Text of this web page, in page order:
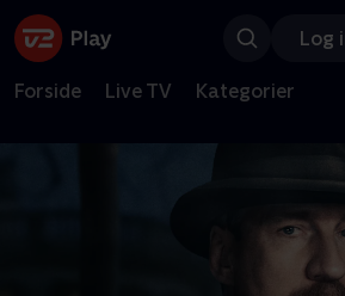
Log
Forside Live TV Kategorier